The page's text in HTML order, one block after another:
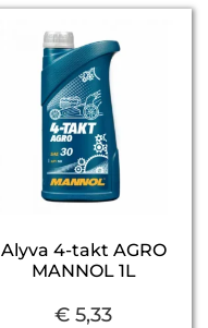
Alyva 4-takt AGRO
MANNOL 1L
€ 5,33